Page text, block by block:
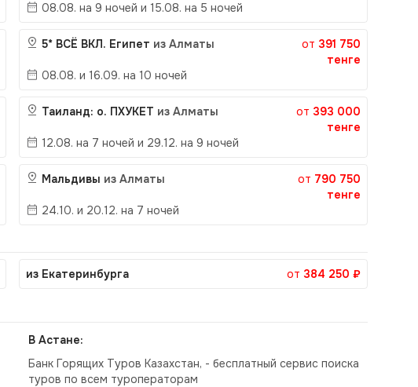
08.08. на 9 ночей и 15.08. на 5 ночей
5* ВСЁ ВКЛ. Египет из Алматы от 391 750
тенге
08.08. и 16.09. на 10 ночей
Таиланд: о. ПХУКЕТ из Алматы от 393 000
тенге
12.08. на 7 ночей и 29.12. на 9 ночей
Мальдивы из Алматы от 790 750
тенге
24.10. и 20.12. на 7 ночей
из Екатеринбурга от 384 250 ₽
В Астане:
Банк Горящих Туров Казахстан, - бесплатный сервис поиска
туров по всем туроператорам